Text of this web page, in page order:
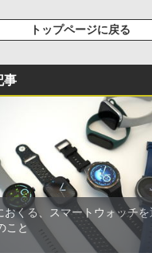
トップページに戻る
事
おくる、スマートウォッチ
こと